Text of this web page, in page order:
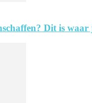
Dit is waar